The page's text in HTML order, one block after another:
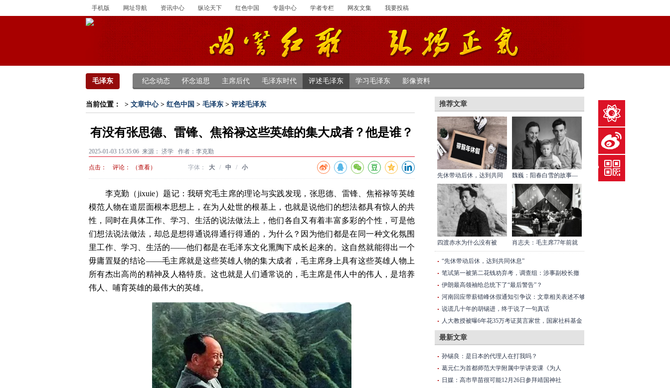
手机版 网址导航 资讯中心 纵论天下 红色中国 专题中心 学者专栏 网友文集 我要投稿
毛泽东 纪念动态 怀念追思 主席后代 毛泽东时代 评述毛泽东 学习毛泽东 影像资料
推荐文章
先休带动后休，达到共同 魏巍：阳春白雪的故事—
四渡赤水为什么没有被 肖志夫：毛主席77年前就
“先休带动后休，达到共同休息”
笔试第一被第二花钱劝弃考，调查组：涉事副校长撤
职、教师降级
伊朗最高领袖给总统下了“最后警告”？
河南回应带薪错峰休假通知引争议：文章相关表述不够
准确
说谎几十年的胡锡进，终于说了一句真话
人大教授被曝6年花35万考证莫言家世，国家社科基金
重点项目、结项等级优
最新文章
孙锡良：是日本的代理人在打我吗？
葛元仁为首都师范大学附属中学讲党课《为人
日媒：高市早苗很可能12月26日参拜靖国神社
当前位置： > 文章中心> 红色中国 > 毛泽东 > 评述毛泽东
有没有张思德、雷锋、焦裕禄这些英雄的集大成者？他是谁？
2025-01-03 15:35:06 来源： 济学 作者：李克勤
点击： 评论： （查看） 字体： 大 / 中 / 小
李克勤（jixuie）题记：我研究毛主席的理论与实践发现，张思德、雷锋、焦裕禄等英雄
模范人物在道层面根本思想上，在为人处世的根基上，也就是说他们的想法都具有惊人的共
性，同时在具体工作、学习、生活的说法做法上，他们各自又有着丰富多彩的个性，可是他
们想法说法做法，却总是想得通说得通行得通的，为什么？因为他们都是在同一种文化氛围
里工作、学习、生活的——他们都是在毛泽东文化熏陶下成长起来的。这自然就能得出一个
毋庸置疑的结论——毛主席就是这些英雄人物的集大成者，毛主席身上具有这些英雄人物上
所有杰出高尚的精神及人格特质。这也就是人们通常说的，毛主席是伟人中的伟人，是培养
伟人、哺育英雄的最伟大的英雄。
给英烈献花
关注微博
下载红歌会APP